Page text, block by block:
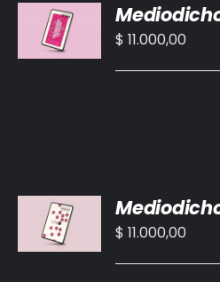
AL
CARRITO
/
$ 11.000,00
AL
CARRITO
/
$ 11.000,00